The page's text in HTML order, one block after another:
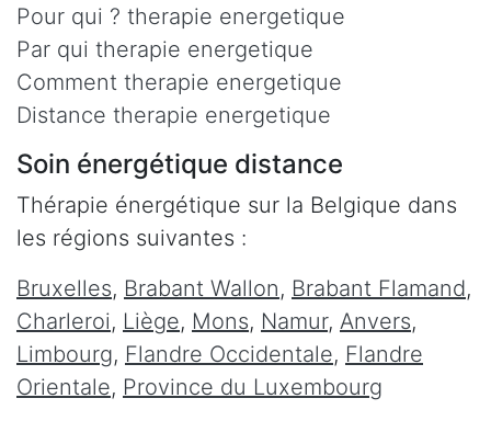
Pour qui ? therapie energetique
Par qui therapie energetique
Comment therapie energetique
Distance therapie energetique
Soin énergétique distance
Thérapie énergétique sur la Belgique dans
les régions suivantes :
Bruxelles, Brabant Wallon, Brabant Flamand,
Charleroi, Liège, Mons, Namur, Anvers,
Limbourg, Flandre Occidentale, Flandre
Orientale, Province du Luxembourg